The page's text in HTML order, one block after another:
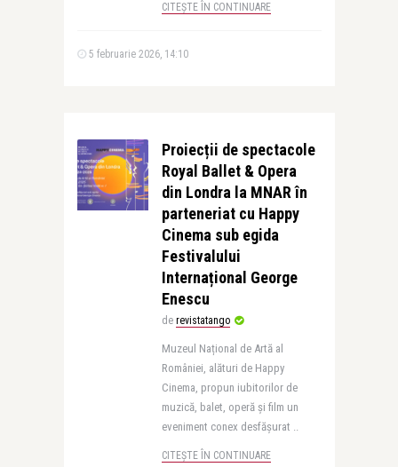
CITEȘTE ÎN CONTINUARE
5 februarie 2026, 14:10
Proiecții de spectacole
Royal Ballet & Opera
din Londra la MNAR în
parteneriat cu Happy
Cinema sub egida
Festivalului
Internațional George
Enescu
de revistatango
Muzeul Național de Artă al
României, alături de Happy
Cinema, propun iubitorilor de
muzică, balet, operă și film un
eveniment conex desfășurat ..
CITEȘTE ÎN CONTINUARE